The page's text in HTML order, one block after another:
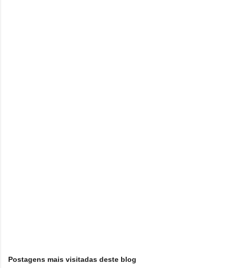
Postagens mais visitadas deste blog